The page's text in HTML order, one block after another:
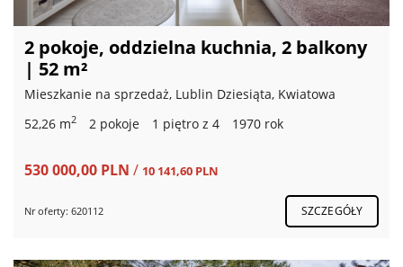
2 pokoje, oddzielna kuchnia, 2 balkony
| 52 m²
Mieszkanie na sprzedaż, Lublin Dziesiąta, Kwiatowa
52,26 m2 2 pokoje 1 piętro z 4 1970 rok
530 000,00 PLN / 10 141,60 PLN
Nr oferty: 620112 SZCZEGÓŁY